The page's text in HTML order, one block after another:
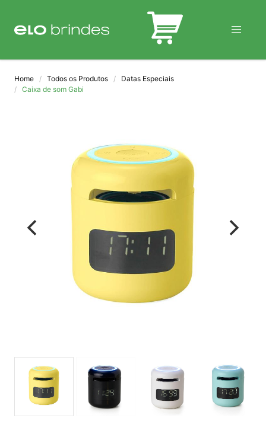
BLOG
Home Todos os Produtos
Datas Especiais
Caixa de som Gabi